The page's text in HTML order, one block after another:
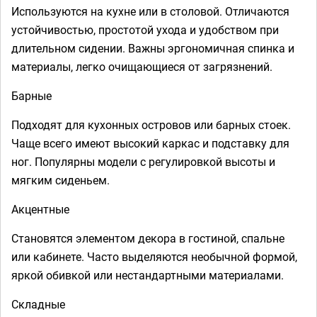
Используются на кухне или в столовой. Отличаются
устойчивостью, простотой ухода и удобством при
длительном сидении. Важны эргономичная спинка и
материалы, легко очищающиеся от загрязнений.
Барные
Подходят для кухонных островов или барных стоек.
Чаще всего имеют высокий каркас и подставку для
ног. Популярны модели с регулировкой высоты и
мягким сиденьем.
Акцентные
Становятся элементом декора в гостиной, спальне
или кабинете. Часто выделяются необычной формой,
яркой обивкой или нестандартными материалами.
Складные